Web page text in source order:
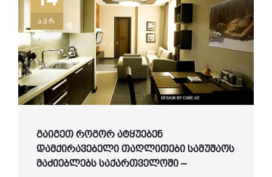
აპრ
გაიგეთ როგორ ატყუებენ
დამქირავებელი თაღლითები სამუშაოს
მაძიებლებს საქართველოში –